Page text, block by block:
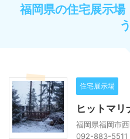
福岡県の住宅展示場
住宅展示場
ヒットマリ
福岡県福岡市
092-883-5511